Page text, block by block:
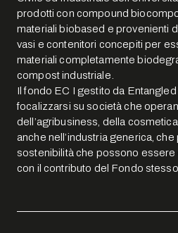
prodotti con compound
materiali biobased e provenienti
vasi e contenitori concepiti per
materiali completamente
compost industriale.
Il fondo EC I gestito da
focalizzarsi su società che
dell’agribusiness, della
anche nell’industria generica,
sostenibilità che possono
con il contributo del Fondo stesso.